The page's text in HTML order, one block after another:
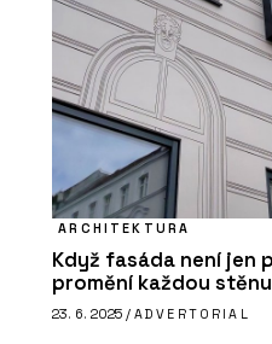
ARCHITEKTURA
Když fasáda není jen
promění každou stěnu
23. 6. 2025 / ADVERTORIAL